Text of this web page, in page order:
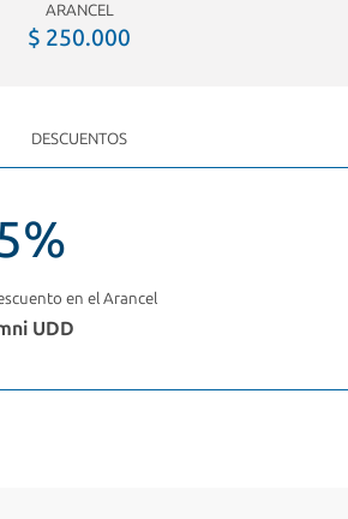
ARANCEL
$ 250.000
DESCUENTOS
en el Arancel
UDD